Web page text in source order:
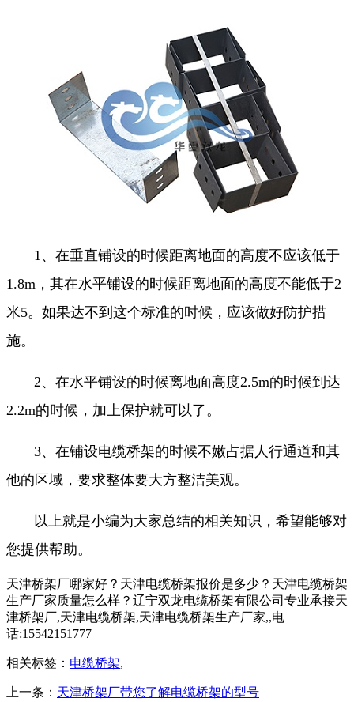
1、在垂直铺设的时候距离地面的高度不应该低于
1.8m，其在水平铺设的时候距离地面的高度不能低于2
米5。如果达不到这个标准的时候，应该做好防护措
施。
2、在水平铺设的时候离地面高度2.5m的时候到达
2.2m的时候，加上保护就可以了。
3、在铺设电缆桥架的时候不嫩占据人行通道和其
他的区域，要求整体要大方整洁美观。
以上就是小编为大家总结的相关知识，希望能够对
您提供帮助。
天津桥架厂哪家好？天津电缆桥架报价是多少？天津电缆桥架
生产厂家质量怎么样？辽宁双龙电缆桥架有限公司专业承接天
津桥架厂,天津电缆桥架,天津电缆桥架生产厂家,,电
话:15542151777
相关标签： 电缆桥架,
上一条： 天津桥架厂带您了解电缆桥架的型号